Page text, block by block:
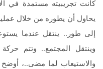
كانت تجريبيته مستمدة في
يحاول أن يطوره من خلال
إلى طور.. ينتقل عندما
وينتقل المجتمع.. وتتم حركة